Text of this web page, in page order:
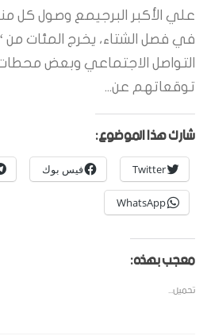
علي الأكبر البرجيمع وصول كل
في فصل الشتاء، يخرج المئات من
التواصل الاجتماعي وبعض محطات
توقعاتهم عن...
شارك هذا الموضوع:
Twitter فيس بوك
WhatsApp
معجب بهذه:
تحميل...